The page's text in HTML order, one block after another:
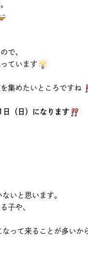
で、
ています
集めたいところですね
（日）になります
いと思います。
子や、
って来ることが多いか